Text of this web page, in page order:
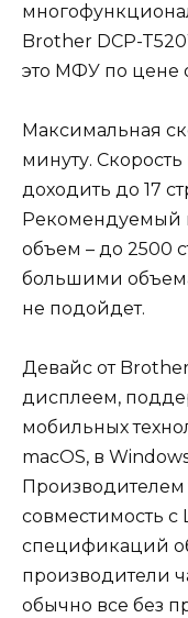
Brother DCP-
это МФУ по цене
Максимальная
минуту.
доходить до 17
Рекомендуемый
объем – до 2500
большими
не подойдет.
Девайс от
дисплеем,
мобильных
macOS, в
Производителем
совместимость
спецификаций
производители
обычно все без